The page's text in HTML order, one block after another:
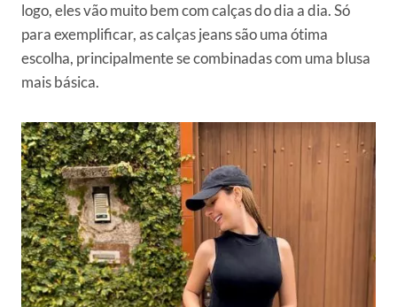
logo, eles vão muito bem com calças do dia a dia. Só
para exemplificar, as calças jeans são uma ótima
escolha, principalmente se combinadas com uma blusa
mais básica.